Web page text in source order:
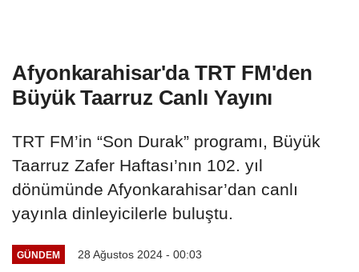
Afyonkarahisar'da TRT FM'den
Büyük Taarruz Canlı Yayını
TRT FM’in “Son Durak” programı, Büyük
Taarruz Zafer Haftası’nın 102. yıl
dönümünde Afyonkarahisar’dan canlı
yayınla dinleyicilerle buluştu.
GÜNDEM 28 Ağustos 2024 - 00:03